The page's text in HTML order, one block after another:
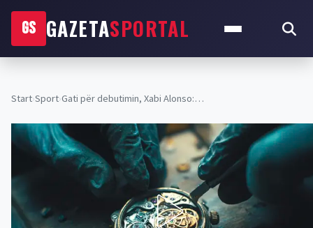
GS GAZETASPORTAL
Start›Sport›Gati për debutimin, Xabi Alonso:…